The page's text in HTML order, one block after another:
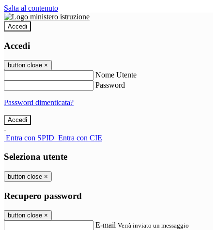
Salta al contenuto
Accedi
Accedi
button close ×
Nome Utente
Password
Password dimenticata?
-
Entra con SPID Entra con CIE
Seleziona utente
button close ×
Recupero password
button close ×
E-mail Verrà inviato un messaggio